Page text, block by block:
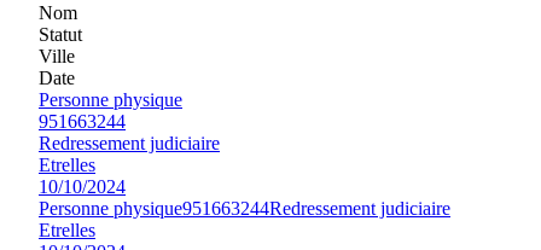
Nom
Statut
Ville
Date
Personne physique
951663244
Redressement judiciaire
Etrelles
10/10/2024
Personne physique951663244Redressement judiciaire
Etrelles